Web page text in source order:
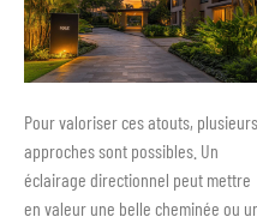
Pour valoriser ces atouts, plusieurs
approches sont possibles. Un
éclairage directionnel peut mettre
en valeur une belle cheminée ou